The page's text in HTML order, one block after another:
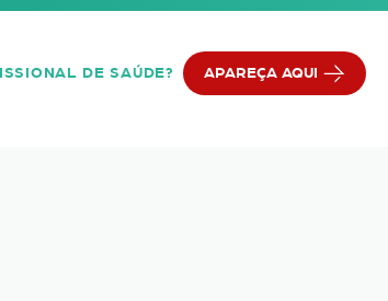
DE SAÚDE? APAREÇA AQUI
em